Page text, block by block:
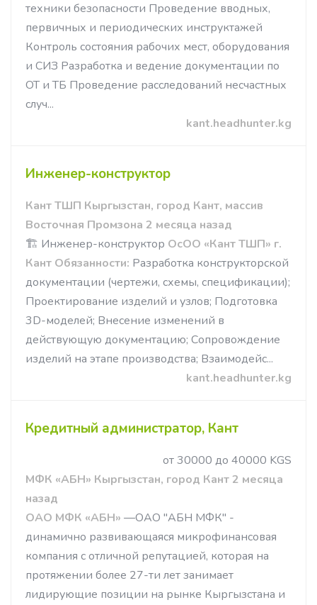
техники безопасности Проведение вводных,
первичных и периодических инструктажей
Контроль состояния рабочих мест, оборудования
и СИЗ Разработка и ведение документации по
ОТ и ТБ Проведение расследований несчастных
случ...
kant.headhunter.kg
Инженер-конструктор
Кант ТШП Кыргызстан, город Кант, массив
Восточная Промзона 2 месяца назад
🏗 Инженер-конструктор ОсОО «Кант ТШП» г.
Кант Обязанности: Разработка конструкторской
документации (чертежи, схемы, спецификации);
Проектирование изделий и узлов; Подготовка
3D-моделей; Внесение изменений в
действующую документацию; Сопровождение
изделий на этапе производства; Взаимодейс...
kant.headhunter.kg
Кредитный администратор, Кант
от 30000 до 40000 KGS
МФК «АБН» Кыргызстан, город Кант 2 месяца
назад
ОАО МФК «АБН» —ОАО "АБН МФК" -
динамично развивающаяся микрофинансовая
компания с отличной репутацией, которая на
протяжении более 27-ти лет занимает
лидирующие позиции на рынке Кыргызстана и